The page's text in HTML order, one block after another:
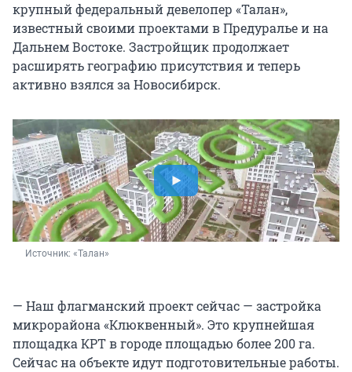
крупный федеральный девелопер «Талан»,
известный своими проектами в Предуралье и на
Дальнем Востоке. Застройщик продолжает
расширять географию присутствия и теперь
активно взялся за Новосибирск.
Источник: «Талан»
— Наш флагманский проект сейчас — застройка
микрорайона «Клюквенный». Это крупнейшая
площадка КРТ в городе площадью более200 га.
Сейчас на объекте идут подготовительные работы.